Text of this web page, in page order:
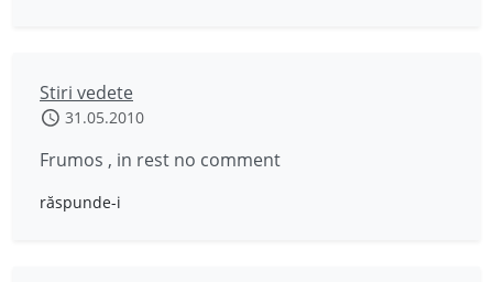
Stiri vedete
31.05.2010
Frumos , in rest no comment
răspunde-i